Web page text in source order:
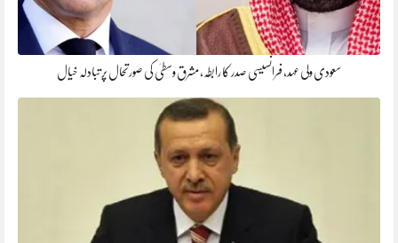
سعودی ولی عہد، فرانسیسی صدر کا رابطہ، مشرق وسطیٰ کی صورتحال پر تبادلہ خیال